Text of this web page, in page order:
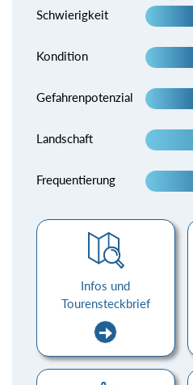
Schwierigkeit
Kondition
Gefahrenpotenzial
Landschaft
Frequentierung
Infos und
Tourensteckbrief